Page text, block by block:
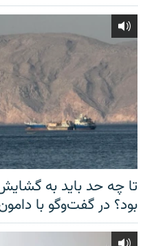
تا چه حد باید به
بود؟ در گفت‌وگو با